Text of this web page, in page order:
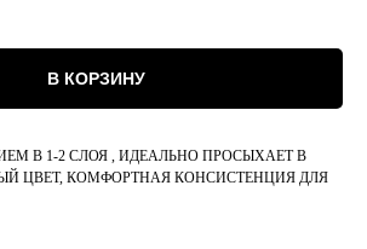
В КОРЗИНУ
В 1-2 СЛОЯ , ИДЕАЛЬНО ПРОСЫХАЕТ В
ЦВЕТ, КОМФОРТНАЯ КОНСИСТЕНЦИЯ ДЛЯ